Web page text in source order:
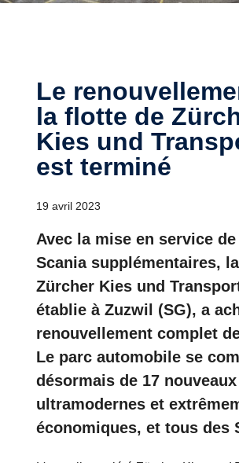
Le renouvellement de
la flotte de
Kies und
est terminé
19 avril 2023
Avec la mise en service de
Scania supplémentaires,
Zürcher Kies und
établie à Zuzwil (SG), a
renouvellement complet
Le parc automobile se
désormais de 17
ultramodernes et
économiques, et tous des